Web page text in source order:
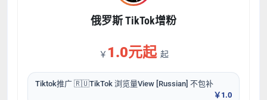
俄罗斯 TikTok增粉
￥ 1.0元起 起
Tiktok推广 🇷🇺TikTok 浏览量View [Russian] 不包补
￥1.0